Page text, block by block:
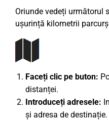
Oriunde vedeți următorul
ușurință kilometrii
Faceți clic pe buton:
distanței.
Introduceți adresele:
și adresa de destinație.